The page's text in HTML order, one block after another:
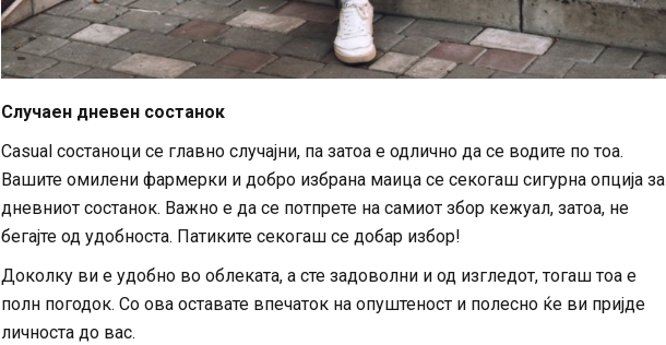
Случаен дневен состанок
Casual состаноци се главно случајни, па затоа е одлично да се водите по тоа.
Вашите омилени фармерки и добро избрана маица се секогаш сигурна опција за
дневниот состанок. Важно е да се потпрете на самиот збор кежуал, затоа, не
бегајте од удобноста. Патиките секогаш се добар избор!
Доколку ви е удобно во облеката, а сте задоволни и од изгледот, тогаш тоа е
полн погодок. Со ова оставате впечаток на опуштеност и полесно ќе ви пријде
личноста до вас.